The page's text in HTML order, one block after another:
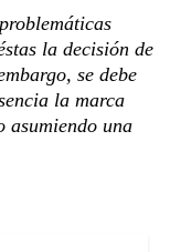
la decisión de
se debe
la marca
asumiendo una